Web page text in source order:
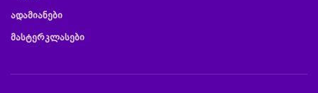
ადამიანები
მასტერკლასები